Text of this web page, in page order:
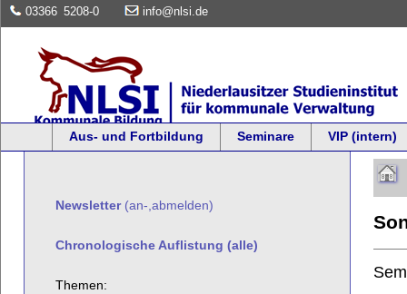
03366 5208-0 info@nlsi.de
Aus- und Fortbildung Seminare VIP (intern)
Newsletter(an-,abmelden)
Chronologische Auflistung (alle)
Themen: